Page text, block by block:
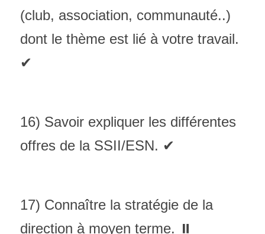
(club, association, communauté..)
dont le thème est lié à votre travail.
✔
16) Savoir expliquer les différentes
offres de la SSII/ESN. ✔
17) Connaître la stratégie de la
direction à moyen terme. ⏸